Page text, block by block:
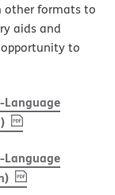
formats to
aids and
opportunity to
Language
, PDF(opens in new
Language
, PDF(opens in new